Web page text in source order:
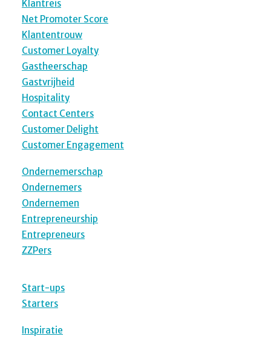
Klantreis
Net Promoter Score
Klantentrouw
Customer Loyalty
Gastheerschap
Gastvrijheid
Hospitality
Contact Centers
Customer Delight
Customer Engagement
Ondernemerschap
Ondernemers
Ondernemen
Entrepreneurship
Entrepreneurs
ZZPers
Start-ups
Starters
Inspiratie